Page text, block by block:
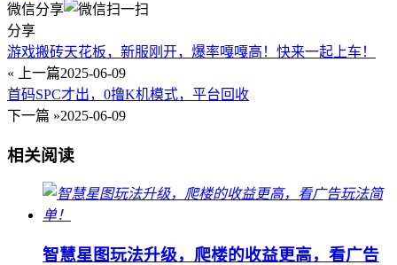
微信分享
分享
游戏搬砖天花板，新服刚开，爆率嘎嘎高！快来一起上车！
« 上一篇2025-06-09
首码SPC才出，0撸K机模式，平台回收
下一篇 »2025-06-09
相关阅读
智慧星图玩法升级，爬楼的收益更高，看广告